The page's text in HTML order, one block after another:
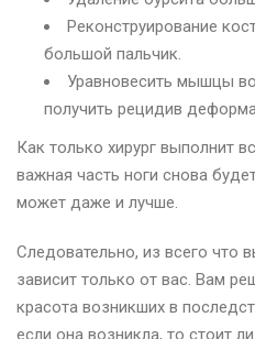
Реконструирование
большой пальчик.
Уравновесить мышцы
получить рецидив
Как только хирург выполнит
важная часть ноги снова
может даже и лучше.
Следовательно, из всего что
зависит только от вас. Вам
красота возникших в
если она возникла, то стоит